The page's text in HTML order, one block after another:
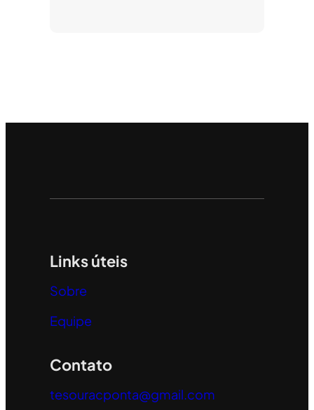
Links úteis
Sobre
Equipe
Contato
tesouracponta@gmail.com